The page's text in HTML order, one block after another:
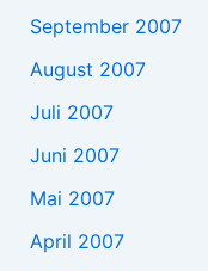
September 2007
August 2007
Juli 2007
Juni 2007
Mai 2007
April 2007